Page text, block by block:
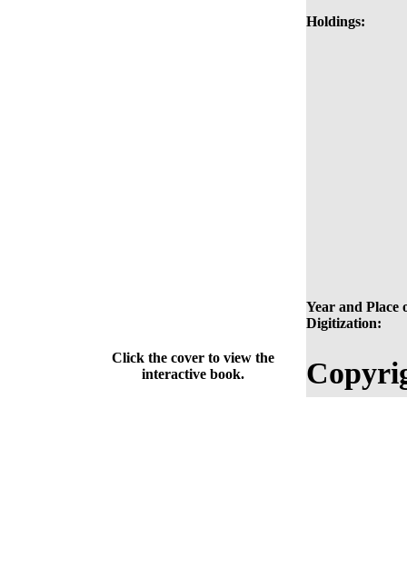
Holdings:
Year and Place
Digitization:
Click the cover to view the
interactive book.